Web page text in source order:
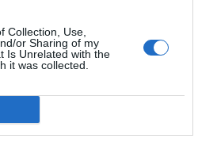
Collection, Use,
or Sharing of my
Is Unrelated with the
it was collected.
Max e SkyShowtime (nesta
30 de junho).